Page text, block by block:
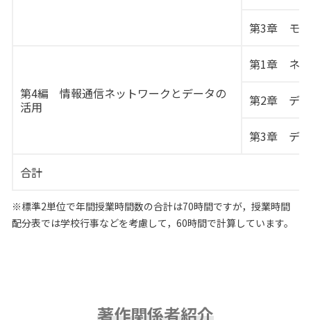
第3章 モデ
第4編 情報通信ネットワークとデータの
活用
第1章 ネッ
第2章 デー
第3章 デ
合計
※標準2単位で年間授業時間数の合計は70時間ですが，授業時間
配分表では学校行事などを考慮して，60時間で計算しています。
著作関係者紹介